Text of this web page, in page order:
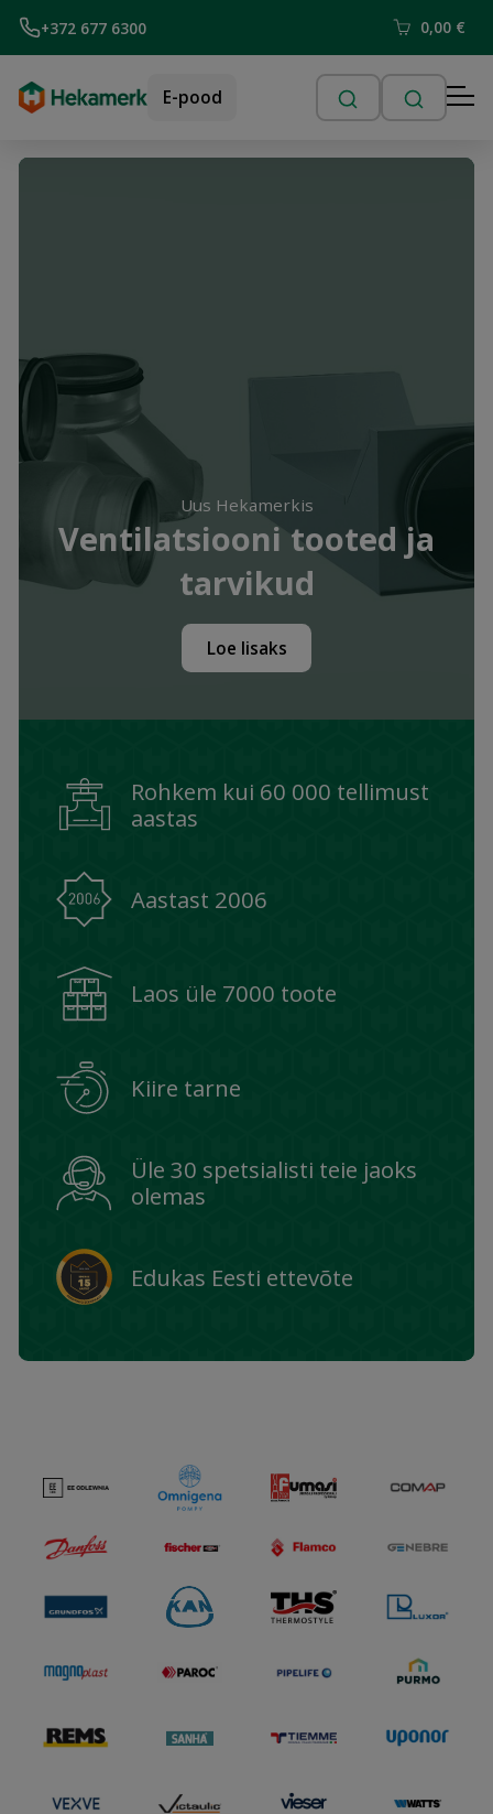
+372 677 6300 0,00 €
E-pood
Uus Hekamerkis
Ventilatsiooni tooted ja
tarvikud
Loe lisaks
Rohkem kui 60 000 tellimust
aastas
Aastast 2006
Laos üle 7000 toote
Kiire tarne
Üle 30 spetsialisti teie jaoks
olemas
Edukas Eesti ettevõte